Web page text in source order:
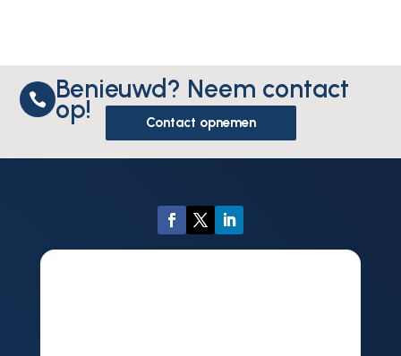
 Benieuwd? Neem contact
op! Contact opnemen